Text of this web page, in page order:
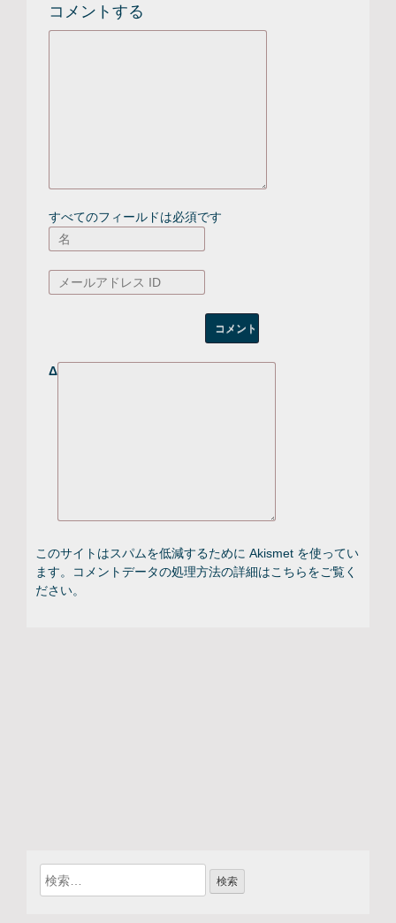
コメントする
すべてのフィールドは必須です
Δ
このサイトはスパムを低減するために Akismet を使ってい
ます。
コメントデータの処理方法の詳細はこちらをご覧く
ださい。